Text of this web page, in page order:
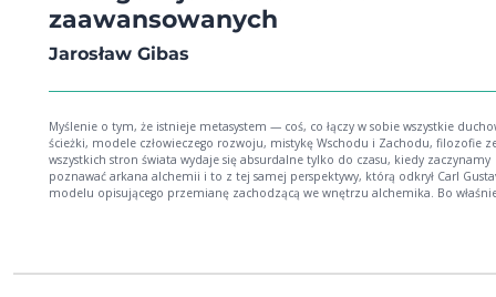
zaawansowanych
Jarosław Gibas
Myślenie o tym, że istnieje metasystem — coś, co łączy w sobie wszystkie
ścieżki, modele człowieczego rozwoju, mistykę Wschodu i Zachodu, filozofie
wszystkich stron świata wydaje się absurdalne tylko do czasu, kiedy zaczynamy
poznawać arkana alchemii i to z tej samej perspektywy, którą odkrył Carl
modelu opisującego przemianę zachodzącą we wnętrzu alchemika. Bo
szczęśliwi; wybielenie (albedo) — proces czyszczenia, pozbywania się blokad,